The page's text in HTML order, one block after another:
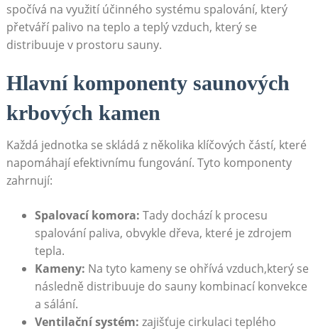
spočívá na využití účinného systému spalování, který
přetváří palivo na teplo a teplý vzduch, který se
distribuuje v prostoru sauny.
Hlavní komponenty saunových
krbových kamen
Každá jednotka se skládá z několika klíčových částí, které
napomáhají efektivnímu fungování. Tyto komponenty
zahrnují:
Spalovací komora: Tady dochází k procesu
spalování paliva, obvykle dřeva, které je zdrojem
tepla.
Kameny: Na tyto kameny se ohřívá vzduch,který se
následně distribuuje do sauny kombinací konvekce
a sálání.
Ventilační systém: zajišťuje cirkulaci teplého